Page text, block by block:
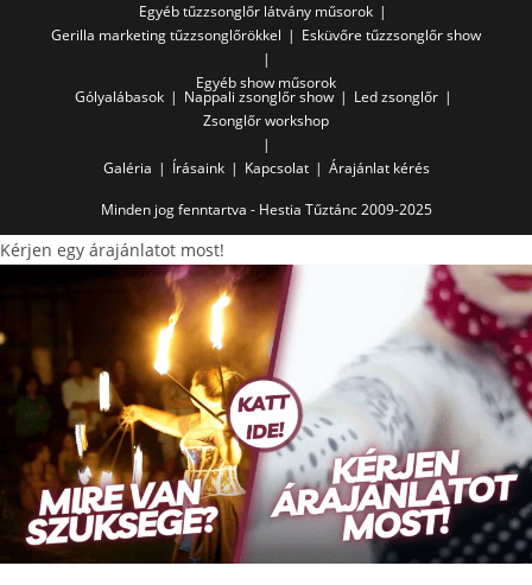
Egyéb tűzzsonglőr látvány műsorok
Gerilla marketing tűzzsonglőrökkel
Esküvőre tűzzsonglőr show
Egyéb show műsorok
Gólyalábasok Nappali zsonglőr show
Led zsonglőr
Zsonglőr workshop
Galéria Írásaink Kapcsolat Árajánlat kérés
Minden jog fenntartva - Hestia Tűztánc 2009-2025
Kérjen egy árajánlatot most!